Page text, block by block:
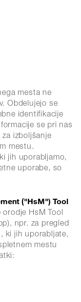
mesta ne
Obdelujejo se
identifikacije
se pri nas
izboljšanje
mestu.
jih uporabljamo,
uporabe, so
("HsM") Tool
HsM Tool
npr. za pregled
ki jih uporabljate,
mestu